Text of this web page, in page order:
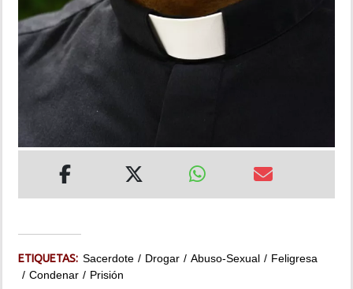
INSÓLITAS
MULTIMEDIA
IMPRESO
ETIQUETAS: Sacerdote Drogar Abuso-Sexual
Feligresa
Condenar
Prisión